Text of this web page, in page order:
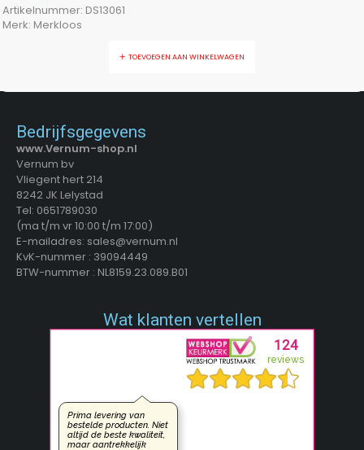
Artikelnummer: DS13061
Merk: Merkloos
TOEVOEGEN AAN WINKELWAGEN
Bedrijfsgegevens
www.Vernum-shop.nl
Vernum bv
Vliegent hert 214
8242 JK Lelystad
Tel: 0651789030
(ma t/m vr 10:00 t/m 17:00)
E-mailadres: sales@vernum.nl
KvK-nummer : 39094449
BTW-nummer : NL8159.23.089.B01
Wat klanten vertellen